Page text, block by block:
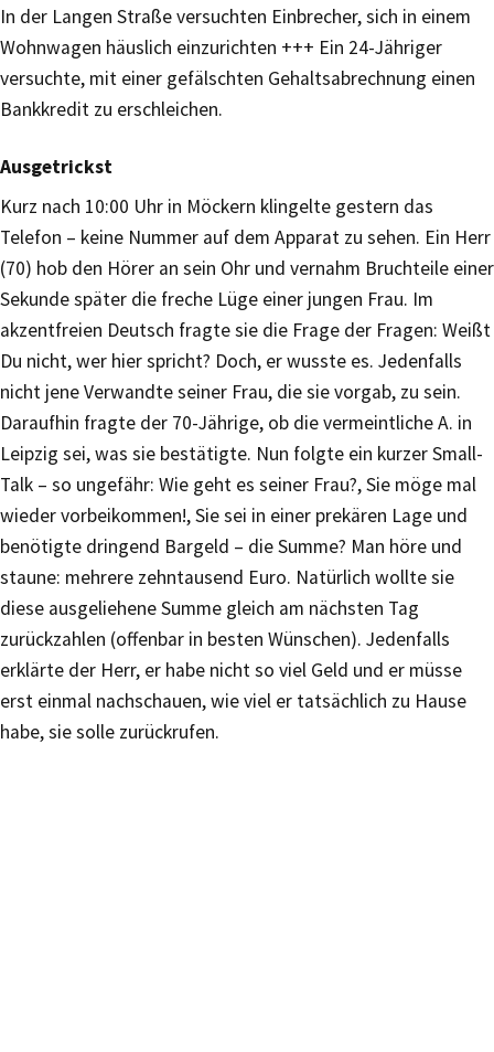
In der Langen Straße versuchten Einbrecher, sich in einem
Wohnwagen häuslich einzurichten +++ Ein 24-Jähriger
versuchte, mit einer gefälschten Gehaltsabrechnung einen
Bankkredit zu erschleichen.
Ausgetrickst
Kurz nach 10:00 Uhr in Möckern klingelte gestern das
Telefon – keine Nummer auf dem Apparat zu sehen. Ein Herr
(70) hob den Hörer an sein Ohr und vernahm Bruchteile einer
Sekunde später die freche Lüge einer jungen Frau. Im
akzentfreien Deutsch fragte sie die Frage der Fragen: Weißt
Du nicht, wer hier spricht? Doch, er wusste es. Jedenfalls
nicht jene Verwandte seiner Frau, die sie vorgab, zu sein.
Daraufhin fragte der 70-Jährige, ob die vermeintliche A. in
Leipzig sei, was sie bestätigte. Nun folgte ein kurzer Small-
Talk – so ungefähr: Wie geht es seiner Frau?, Sie möge mal
wieder vorbeikommen!, Sie sei in einer prekären Lage und
benötigte dringend Bargeld – die Summe? Man höre und
staune: mehrere zehntausend Euro. Natürlich wollte sie
diese ausgeliehene Summe gleich am nächsten Tag
zurückzahlen (offenbar in besten Wünschen). Jedenfalls
erklärte der Herr, er habe nicht so viel Geld und er müsse
erst einmal nachschauen, wie viel er tatsächlich zu Hause
habe, sie solle zurückrufen.